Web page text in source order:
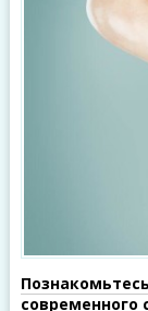
современного